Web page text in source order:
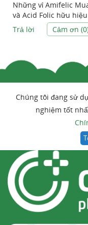
Những vỉ Amifelic
và Acid Folic hữu
Trả lời
Cảm ơn (0
Chúng tôi đang sử
nghiệm tốt